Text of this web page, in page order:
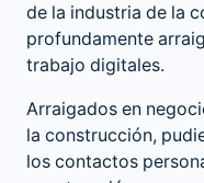
de la industria de la
profundamente
trabajo digitales.
Arraigados en
la construcción,
los contactos